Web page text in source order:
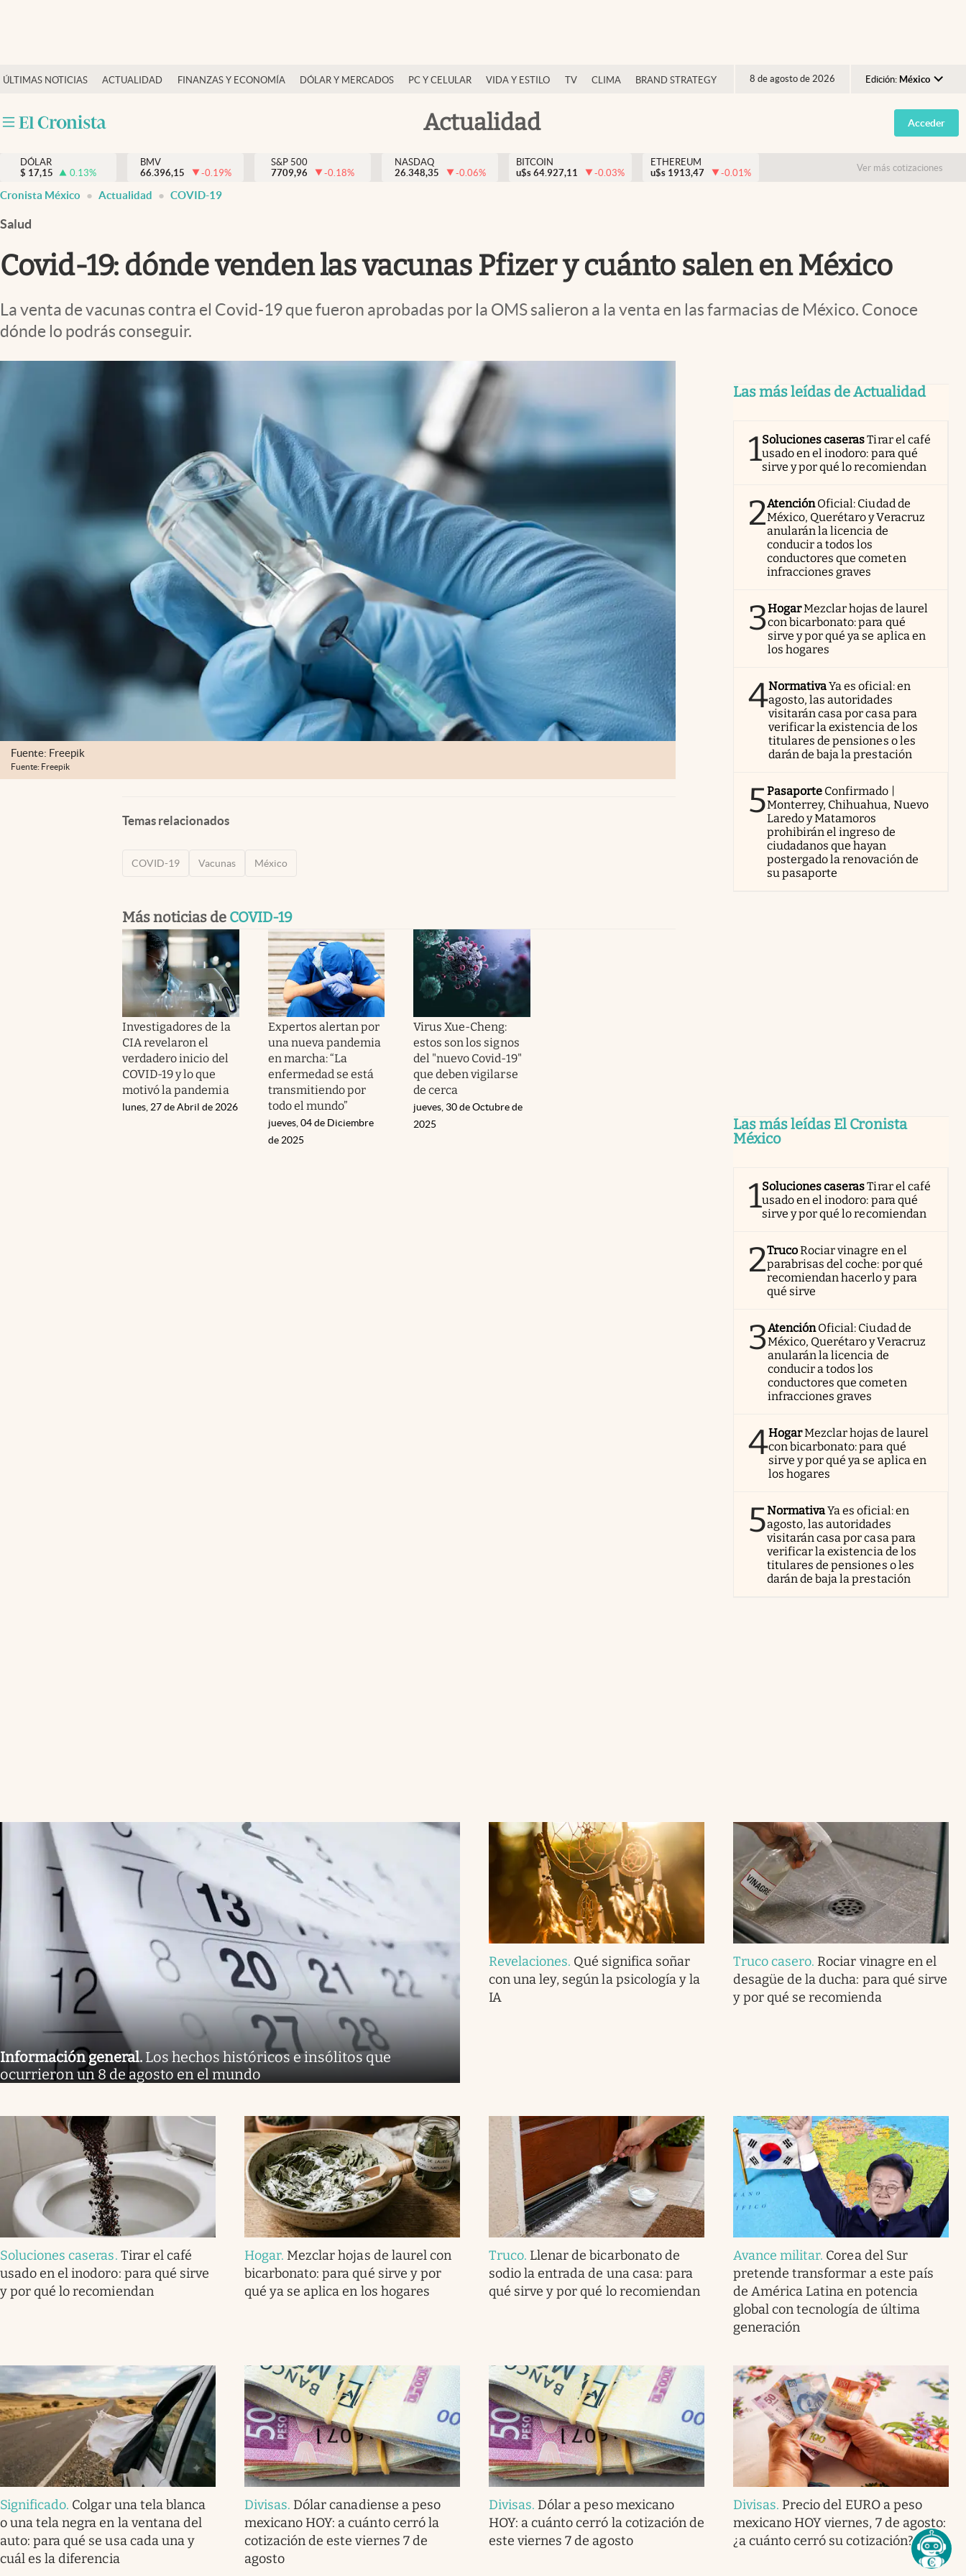
ÚLTIMAS NOTICIAS ACTUALIDAD FINANZAS Y ECONOMÍA DÓLAR Y MERCADOS PC Y CELULAR VIDA Y ESTILO TV CLIMA BRAND STRATEGY 8 de agosto de 2026 Edición: México
Argentina
España
USA
Actualidad
Actualidad
Internacionales
Opinión
Brand Strategy
Vida y estilo
Tv
Clima
Acceder
DÓLAR
$ 17,15 0.13%
BMV
66.396,15
-0.19%
S&P 500
7709,96
-0.18%
NASDAQ
26.348,35
-0.06%
BITCOIN
u$s 64.927,11 -0.03%
ETHEREUM
u$s 1913,47 -0.01% Ver más cotizaciones
Cronista México Actualidad COVID-19
Salud
Covid-19: dónde venden las vacunas Pfizer y cuánto salen en México
La venta de vacunas contra el Covid-19 que fueron aprobadas por la OMS salieron a la venta en las farmacias de México. Conoce
dónde lo podrás conseguir.
Fuente: Freepik
Fuente: Freepik
Temas relacionados
COVID-19 Vacunas México
Más noticias de COVID-19
Investigadores de la
CIA revelaron el
verdadero inicio del
COVID-19 y lo que
motivó la pandemia
lunes, 27 de Abril de 2026
Expertos alertan por
una nueva pandemia
en marcha: “La
enfermedad se está
transmitiendo por
todo el mundo”
jueves, 04 de Diciembre
de 2025
Virus Xue-Cheng:
estos son los signos
del "nuevo Covid-19"
que deben vigilarse
de cerca
jueves, 30 de Octubre de
2025
Las más leídas de Actualidad
1Soluciones caserasTirar el café
usado en el inodoro: para qué
sirve y por qué lo recomiendan
2AtenciónOficial: Ciudad de
México, Querétaro y Veracruz
anularán la licencia de
conducir a todos los
conductores que cometen
infracciones graves
3HogarMezclar hojas de laurel
con bicarbonato: para qué
sirve y por qué ya se aplica en
los hogares
4NormativaYa es oficial: en
agosto, las autoridades
visitarán casa por casa para
verificar la existencia de los
titulares de pensiones o les
darán de baja la prestación
5Pasaporte Confirmado |
Monterrey, Chihuahua, Nuevo
Laredo y Matamoros
prohibirán el ingreso de
ciudadanos que hayan
postergado la renovación de
su pasaporte
Las más leídas El Cronista
México
1Soluciones caserasTirar el café
usado en el inodoro: para qué
sirve y por qué lo recomiendan
2TrucoRociar vinagre en el
parabrisas del coche: por qué
recomiendan hacerlo y para
qué sirve
3AtenciónOficial: Ciudad de
México, Querétaro y Veracruz
anularán la licencia de
conducir a todos los
conductores que cometen
infracciones graves
4HogarMezclar hojas de laurel
con bicarbonato: para qué
sirve y por qué ya se aplica en
los hogares
5NormativaYa es oficial: en
agosto, las autoridades
visitarán casa por casa para
verificar la existencia de los
titulares de pensiones o les
darán de baja la prestación
Información general. Los hechos históricos e insólitos que
ocurrieron un 8 de agosto en el mundo
Revelaciones. Qué significa soñar
con una ley, según la psicología y la
IA
Truco casero. Rociar vinagre en el
desagüe de la ducha: para qué sirve
y por qué se recomienda
Soluciones caseras. Tirar el café
usado en el inodoro: para qué sirve
y por qué lo recomiendan
Hogar. Mezclar hojas de laurel con
bicarbonato: para qué sirve y por
qué ya se aplica en los hogares
Truco. Llenar de bicarbonato de
sodio la entrada de una casa: para
qué sirve y por qué lo recomiendan
Avance militar. Corea del Sur
pretende transformar a este país
de América Latina en potencia
global con tecnología de última
generación
Significado. Colgar una tela blanca
o una tela negra en la ventana del
auto: para qué se usa cada una y
cuál es la diferencia
Divisas. Dólar canadiense a peso
mexicano HOY: a cuánto cerró la
cotización de este viernes 7 de
agosto
Divisas. Dólar a peso mexicano
HOY: a cuánto cerró la cotización de
este viernes 7 de agosto
Divisas. Precio del EURO a peso
mexicano HOY viernes, 7 de agosto:
¿a cuánto cerró su cotización?